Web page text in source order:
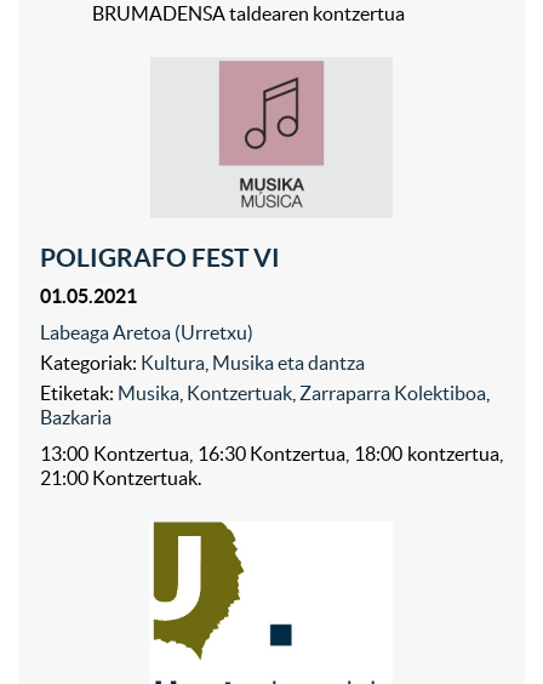
BRUMADENSA taldearen kontzertua
POLIGRAFO FEST VI
01.05.2021
Labeaga Aretoa (Urretxu)
Kategoriak: Kultura Musika eta dantza
Etiketak: Musika Kontzertuak Zarraparra Kolektiboa
Bazkaria
13:00 Kontzertua, 16:30 Kontzertua, 18:00 kontzertua,
21:00 Kontzertuak.